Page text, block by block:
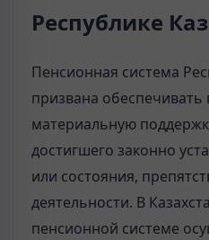
Республике
Пенсионная система
призвана обеспечивать
материальную
достигшего законно
или состояния,
деятельности. В
пенсионной системе